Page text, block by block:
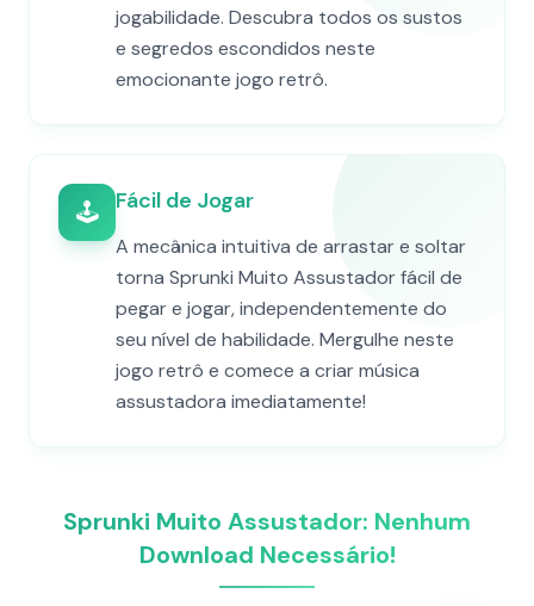
jogabilidade. Descubra todos os sustos
e segredos escondidos neste
emocionante jogo retrô.
🕹️ Fácil de Jogar
A mecânica intuitiva de arrastar e soltar
torna Sprunki Muito Assustador fácil de
pegar e jogar, independentemente do
seu nível de habilidade. Mergulhe neste
jogo retrô e comece a criar música
assustadora imediatamente!
Sprunki Muito Assustador: Nenhum
Download Necessário!